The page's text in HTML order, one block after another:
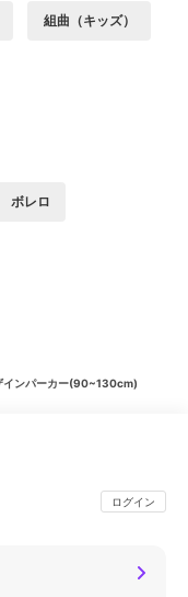
組曲（キッズ）
ボレロ
インパーカー(90~130cm)
ログイン